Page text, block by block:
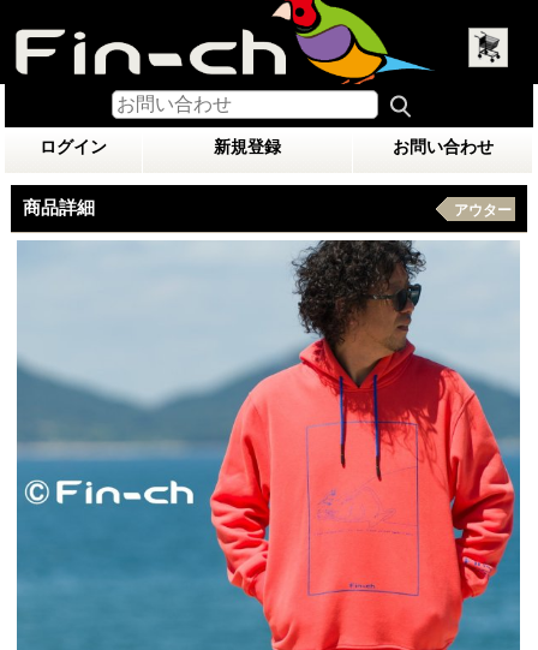
ログイン 新規登録 お問い合わせ
商品詳細 アウター